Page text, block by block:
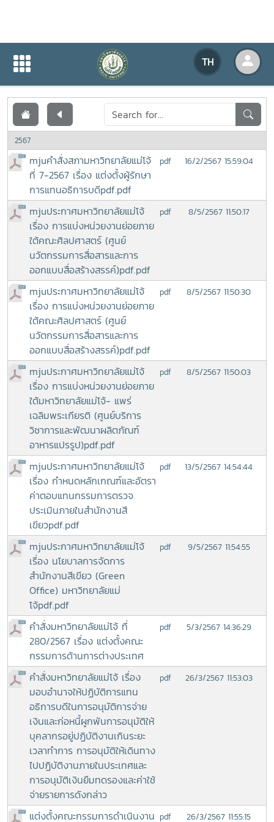
TH
เอกสารเผยแพร่
2567
mjuคำสั่งสภามหาวิทยาลัยแม่โจ้
ที่ 7-2567 เรื่อง แต่งตั้งผู้รักษา
การแทนอธิการบดีpdf.pdf
pdf 16/2/2567 15:59:04
mjuประกาศมหาวิทยาลัยแม่โจ้
เรื่อง การแบ่งหน่วยงานย่อยภาย
ใต้คณะศิลปศาสตร์ (ศูนย์
นวัตกรรมการสื่อสารและการ
ออกแบบสื่อสร้างสรรค์)pdf.pdf
pdf 8/5/2567 11:50:17
mjuประกาศมหาวิทยาลัยแม่โจ้
เรื่อง การแบ่งหน่วยงานย่อยภาย
ใต้คณะศิลปศาสตร์ (ศูนย์
นวัตกรรมการสื่อสารและการ
ออกแบบสื่อสร้างสรรค์)pdf.pdf
pdf 8/5/2567 11:50:30
mjuประกาศมหาวิทยาลัยแม่โจ้
เรื่อง การแบ่งหน่วยงานย่อยภาย
ใต้มหาวิทยาลัยแม่โจ้- แพร่
เฉลิมพระเกียรติ (ศูนย์บริการ
วิชาการและพัฒนาผลิตภัณฑ์
อาหารแปรรูป)pdf.pdf
pdf 8/5/2567 11:50:03
mjuประกาศมหาวิทยาลัยแม่โจ้
เรื่อง กำหนดหลักเกณฑ์และอัตรา
ค่าตอบแทนกรรมการตรวจ
ประเมินภายในสำนักงานสี
เขียวpdf.pdf
pdf 13/5/2567 14:54:44
mjuประกาศมหาวิทยาลัยแม่โจ้
เรื่อง นโยบาลการจัดการ
สำนักงานสีเขียว (Green
Office) มหาวิทยาลัยแม่
โจ้pdf.pdf
pdf 9/5/2567 11:54:55
คำสั่งมหาวิทยาลัยแม่โจ้ ที่
280/2567 เรื่อง แต่งตั้งคณะ
กรรมการด้านการต่างประเทศ
pdf 5/3/2567 14:36:29
คำสั่งมหาวิทยาลัยแม่โจ้ เรื่อง
มอบอำนาจให้ปฏิบัติการแทน
อธิการบดีในการอนุมัติการจ่าย
เงินและก่อหนี้ผูกพันการอนุมัติให้
บุคลากรอยู่ปฏิบัติงานเกินระยะ
เวลาทำการ การอนุมัติให้เดินทาง
ไปปฏิบัติงานภายในประเทศและ
การอนุมัติเงินยืมทดรองและค่าใช้
จ่ายรายการดังกล่าว
pdf 26/3/2567 11:53:03
แต่งตั้งคณะกรรมการดำเนินงาน pdf 26/3/2567 11:55:15